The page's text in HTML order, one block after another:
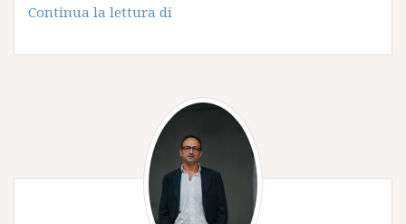
Continua la lettura di
merci
strada
in
calo